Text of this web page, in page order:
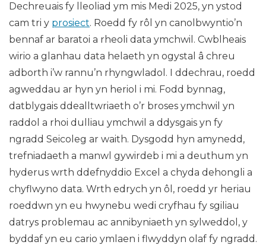
Dechreuais fy lleoliad ym mis Medi 2025, yn ystod
cam tri y prosiect. Roedd fy rôl yn canolbwyntio’n
bennaf ar baratoi a rheoli data ymchwil. Cwblheais
wirio a glanhau data helaeth yn ogystal â chreu
adborth i’w rannu’n rhyngwladol. I ddechrau, roedd
agweddau ar hyn yn heriol i mi. Fodd bynnag,
datblygais ddealltwriaeth o’r broses ymchwil yn
raddol a rhoi dulliau ymchwil a ddysgais yn fy
ngradd Seicoleg ar waith. Dysgodd hyn amynedd,
trefniadaeth a manwl gywirdeb i mi a deuthum yn
hyderus wrth ddefnyddio Excel a chyda dehongli a
chyflwyno data. Wrth edrych yn ôl, roedd yr heriau
roeddwn yn eu hwynebu wedi cryfhau fy sgiliau
datrys problemau ac annibyniaeth yn sylweddol, y
byddaf yn eu cario ymlaen i flwyddyn olaf fy ngradd.